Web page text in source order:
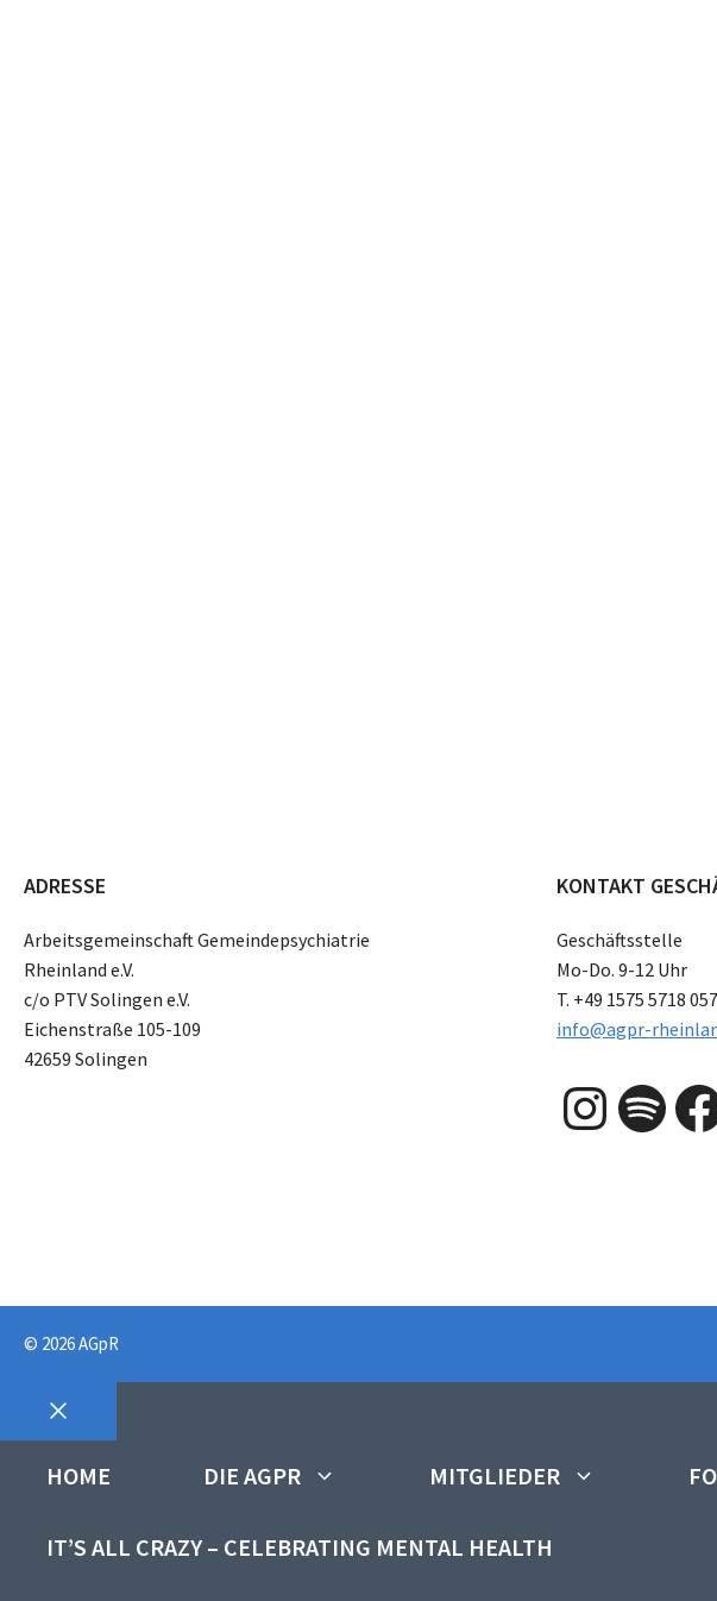
ADRESSE
Arbeitsgemeinschaft Gemeindepsychiatrie
Rheinland e.V.
c/o PTV Solingen e.V.
Eichenstraße 105-109
42659 Solingen
KONTAKT
Geschäftsstelle
Mo-Do. 9-12 Uhr
T. +49 1575 5718 057
info@agpr-
Instagram Spotify Facebook
© 2026 AGpR
CLOSE
HOME DIE AGPR MITGLIEDER
IT’S ALL CRAZY – CELEBRATING MENTAL HEALTH